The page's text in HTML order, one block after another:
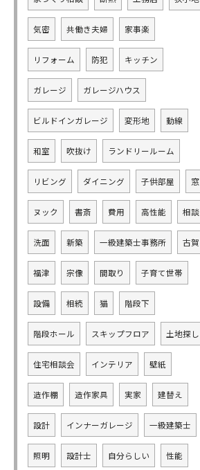
気密 共働き夫婦 家事楽
リフォーム 防犯 キッチン
ガレージ ガレージハウス
ビルドインガレージ 変形地 動線
和室 吹抜け ランドリールーム
リビング ダイニング 子供部屋 窓
ヌック 書斎 費用 高性能 相談
洗面 新築 一級建築士事務所 古賀
福津 宗像 間取り 子育て世帯
設備 相続 猫 階段下
階段ホール スキップフロア 土地探し
住宅相談会 インテリア 壁紙
造作棚 造作家具 実家 建替え
設計 インナーガレージ 一級建築士
照明 設計士 自分らしい 性能